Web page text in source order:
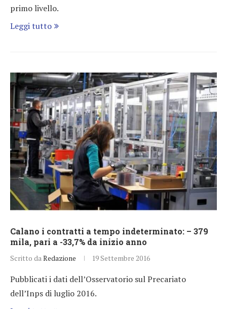
primo livello.
Leggi tutto
Calano i contratti a tempo indeterminato: – 379
mila, pari a -33,7% da inizio anno
Scritto da Redazione 19 Settembre 2016
Pubblicati i dati dell’Osservatorio sul Precariato
dell’Inps di luglio 2016.